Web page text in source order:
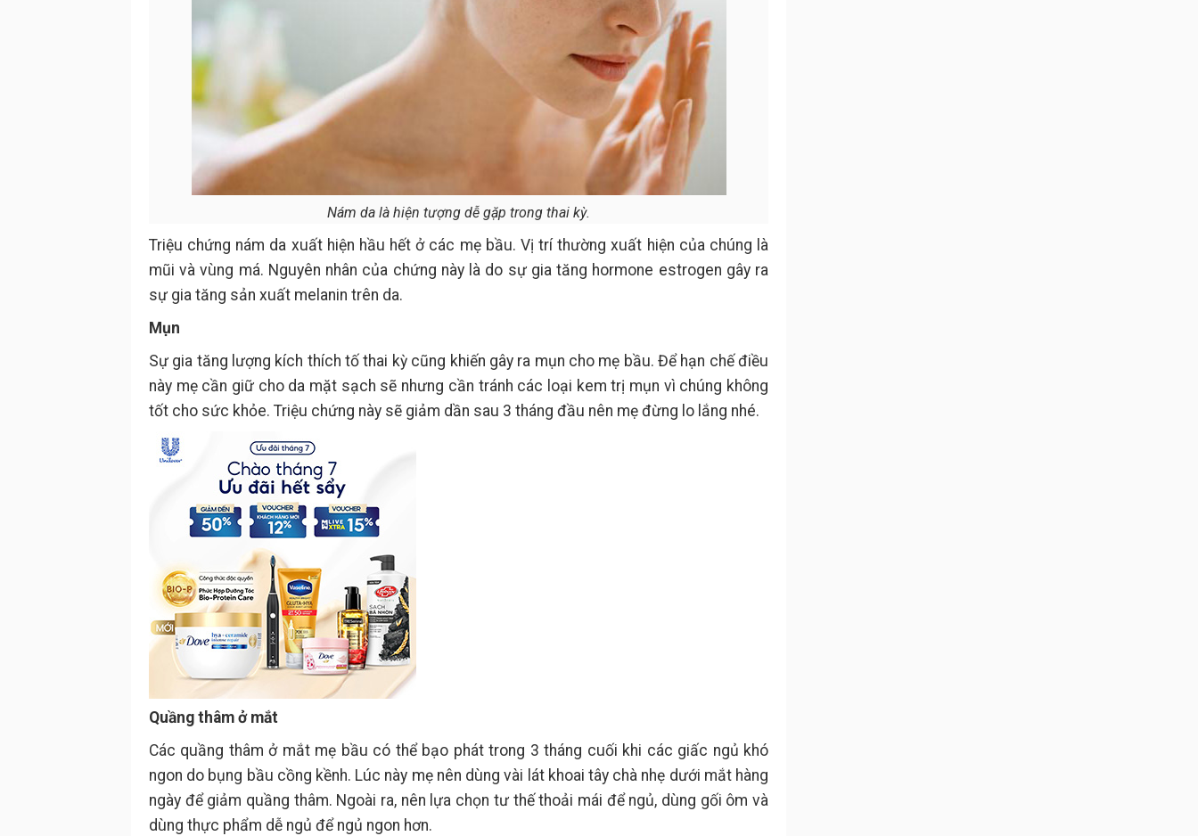
Nám da là hiện tượng dễ gặp trong thai kỳ.
Triệu chứng nám da xuất hiện hầu hết ở các mẹ bầu. Vị trí thường xuất hiện của chúng là
mũi và vùng má. Nguyên nhân của chứng này là do sự gia tăng hormone estrogen gây ra
sự gia tăng sản xuất melanin trên da.
Mụn
Sự gia tăng lượng kích thích tố thai kỳ cũng khiến gây ra mụn cho mẹ bầu. Để hạn chế điều
này mẹ cần giữ cho da mặt sạch sẽ nhưng cần tránh các loại kem trị mụn vì chúng không
tốt cho sức khỏe. Triệu chứng này sẽ giảm dần sau 3 tháng đầu nên mẹ đừng lo lắng nhé.
Quầng thâm ở mắt
Các quầng thâm ở mắt mẹ bầu có thể bạo phát trong 3 tháng cuối khi các giấc ngủ khó
ngon do bụng bầu cồng kềnh. Lúc này mẹ nên dùng vài lát khoai tây chà nhẹ dưới mắt hàng
ngày để giảm quầng thâm. Ngoài ra, nên lựa chọn tư thế thoải mái để ngủ, dùng gối ôm và
dùng thực phẩm dễ ngủ để ngủ ngon hơn.